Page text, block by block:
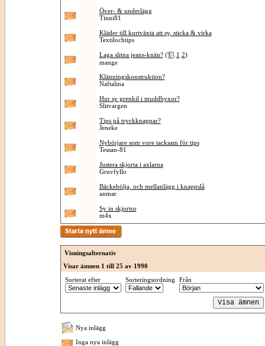
Över- & underlägg
Tinni81
Kläder till kortväxta att sy, sticka & virka
Textilochtips
Laga slitna jeans-knän? ( 1 2)
mange
Klänningskonstruktion?
Naftalina
Hur sy grenkil i muddbyxor?
Slitvargen
Tips på tryckknappar?
Jeneke
Nybörjare som vore tacksam för tips
Tessan-81
Justera skjorta i axlarna
Gruvfyllo
Bäckebölja, och mellanlägg i knappslå
anmar
Sy in skjortor
m4x
Visningsalternativ
Visar ämnen 1 till 25 av 1990
Sorterat efter
Sorteringsordning Från
Nya inlägg
Inga nya inlägg